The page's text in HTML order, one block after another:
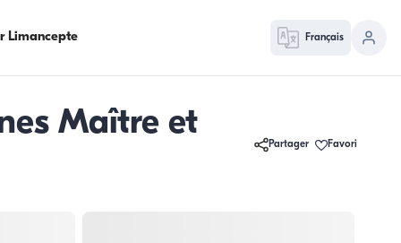
Limancepte Français
Maître et
Partager Favori